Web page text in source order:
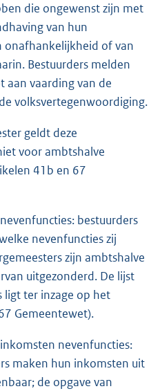
die ongewenst zijn met
van hun
onafhankelijkheid of van
Bestuurders melden
aan vaarding van de
volksvertegenwoordiging.
geldt deze
voor ambtshalve
41b en 67
bestuurders
nevenfuncties zij
zijn ambtshalve
uitgezonderd. De lijst
ligt ter inzage op het
Gemeentewet).
nevenfuncties:
maken hun inkomsten uit
de opgave van